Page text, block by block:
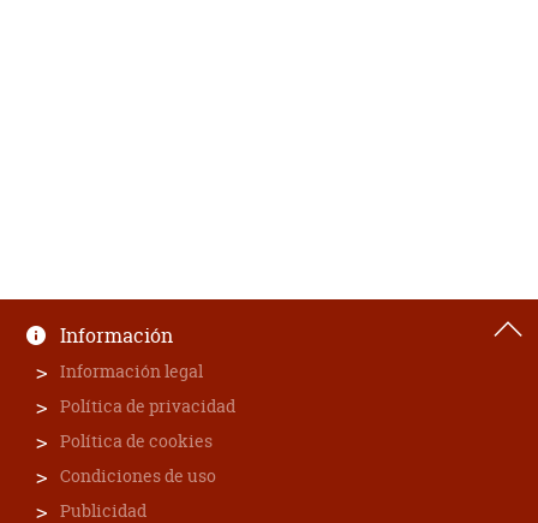
Información
Información legal
Política de privacidad
Política de cookies
Condiciones de uso
Publicidad